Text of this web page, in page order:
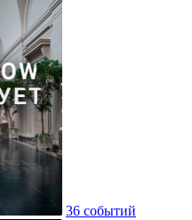
36 событий